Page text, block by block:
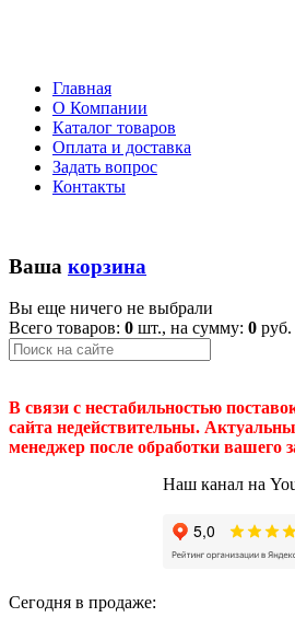
Главная
О Компании
Каталог товаров
Оплата и доставка
Задать вопрос
Контакты
Ваша корзина
Вы еще ничего не выбрали
Всего товаров: 0 шт., на сумму: 0 руб.
В связи с нестабильностью
сайта недействительны.
менеджер после обработки вашего
Наш канал на
Сегодня в продаже: